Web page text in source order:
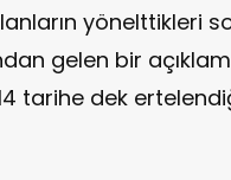
yönelttikleri
gelen bir
tarihe dek